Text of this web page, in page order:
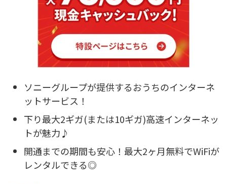
ソニーグループが提供するおうちのインターネ
ットサービス！
下り最大2ギガ(または10ギガ)高速インターネッ
トが魅力♪
開通までの期間も安心！最大2ヶ月無料でWiFiが
レンタルできる◎